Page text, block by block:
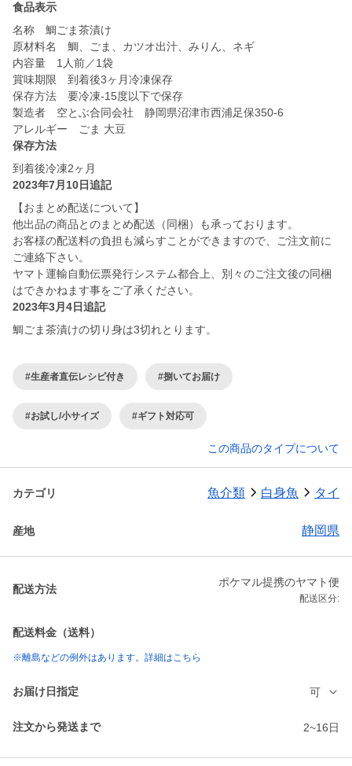
食品表示
名称 鯛ごま茶漬け
原材料名 鯛、ごま、カツオ出汁、みりん、ネギ
内容量 1人前／1袋
賞味期限 到着後3ヶ月冷凍保存
保存方法 要冷凍-15度以下で保存
製造者 空とぶ合同会社 静岡県沼津市西浦足保350-6
アレルギー ごま 大豆
保存方法
到着後冷凍2ヶ月
2023年7月10日追記
【おまとめ配送について】
他出品の商品とのまとめ配送（同梱）も承っております。
お客様の配送料の負担も減らすことができますので、ご注文前に
ご連絡下さい。
ヤマト運輸自動伝票発行システム都合上、別々のご注文後の同梱
はできかねます事をご了承ください。
2023年3月4日追記
鯛ごま茶漬けの切り身は3切れとります。
#生産者直伝レシピ付き #捌いてお届け
#お試し/小サイズ #ギフト対応可
この商品のタイプについて
カテゴリ 魚介類 白身魚 タイ
産地 静岡県
配送方法
ポケマル提携のヤマト便
配送区分:
配送料金（送料）
※離島などの例外はあります。詳細はこちら
お届け日指定 可
注文から発送まで 2~16日